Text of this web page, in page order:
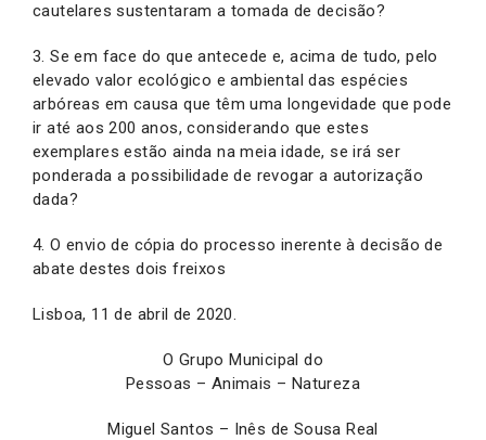
cautelares sustentaram a tomada de decisão?
3. Se em face do que antecede e, acima de tudo, pelo
elevado valor ecológico e ambiental das espécies
arbóreas em causa que têm uma longevidade que pode
ir até aos 200 anos, considerando que estes
exemplares estão ainda na meia idade, se irá ser
ponderada a possibilidade de revogar a autorização
dada?
4. O envio de cópia do processo inerente à decisão de
abate destes dois freixos
Lisboa, 11 de abril de 2020.
O Grupo Municipal do
Pessoas – Animais – Natureza
Miguel Santos – Inês de Sousa Real